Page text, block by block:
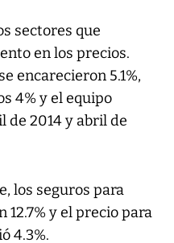
sectores que
en los precios.
encarecieron 5.1%,
4% y el equipo
de 2014 y abril de
los seguros para
y el precio para
4.3%.